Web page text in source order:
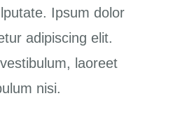
Ipsum dolor
adipiscing elit.
laoreet
nisi.